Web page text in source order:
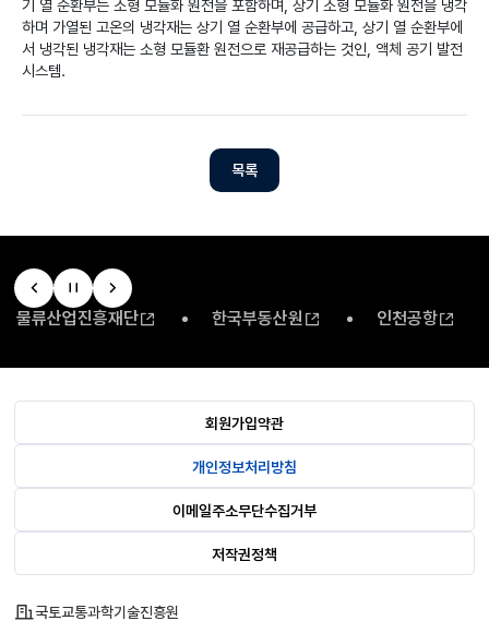
기 열 순환부는 소형 모듈화 원전을 포함하며, 상기 소형 모듈화 원전을 냉각
하며 가열된 고온의 냉각재는 상기 열 순환부에 공급하고, 상기 열 순환부에
서 냉각된 냉각재는 소형 모듈환 원전으로 재공급하는 것인, 액체 공기 발전
시스템.
목록
물류산업진흥재단 한국부동산원 인천공항
회원가입약관
개인정보처리방침
이메일주소무단수집거부
저작권정책
국토교통과학기술진흥원